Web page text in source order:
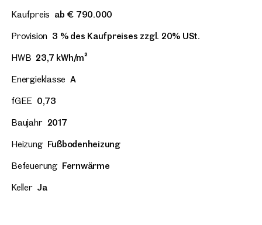
Kaufpreis ab € 790.000
Provision 3 % des Kaufpreises zzgl. 20% USt.
HWB 23,7 kWh/m²
Energieklasse A
fGEE 0,73
Baujahr 2017
Heizung Fußbodenheizung
Befeuerung Fernwärme
Keller Ja